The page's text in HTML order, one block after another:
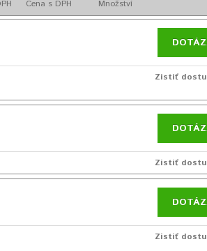
Cena s DPH Množství
Zistiť
Zistiť
Zistiť